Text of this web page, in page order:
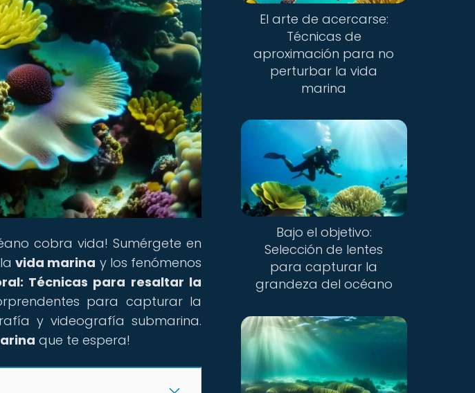
cobra vida! Sumérgete en
lavida marina y los fenómenos
Técnicas para resaltar la
para capturar la
y videografía submarina.
que te espera!
El arte de acercarse:
Técnicas de
aproximación para no
perturbar la vida
marina
Bajo el objetivo:
Selección de lentes
para capturar la
grandeza del océano